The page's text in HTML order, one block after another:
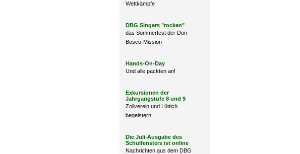
Wettkämpfe
DBG Singers "rocken"
das Sommerfest der Don-
Bosco-Mission
Hands-On-Day
Und alle packten an!
Exkursionen der
Jahrgangstufe 8 und 9
Zollverein und Lüttich
begeistern
Die Juli-Ausgabe des
Schulfensters ist online
Nachrichten aus dem DBG